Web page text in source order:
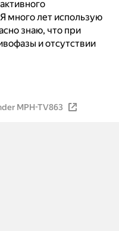
много лет использую
знаю, что при
и отсутствии
MPH-TV863